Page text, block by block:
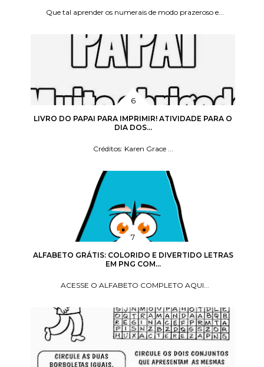
Que tal aprender os numerais de modo prazeroso e...
LIVRO DO PAPAI PARA IMPRIMIR! ATIVIDADE PARA O
DIA DOS...
Créditos: Karen Grace ...
ALFABETO GRÁTIS: COLORIDO E DIVERTIDO LETRAS
EM PNG COM...
ACESSE O ALFABETO COMPLETO AQUI...